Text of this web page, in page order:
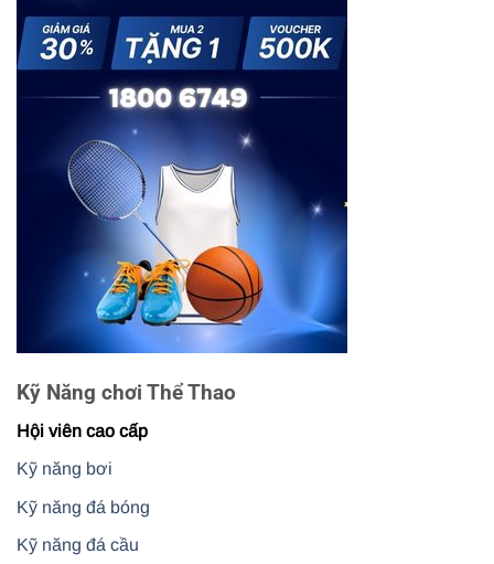
Kỹ Năng chơi Thể Thao
Hội viên cao cấp
Kỹ năng bơi
Kỹ năng đá bóng
Kỹ năng đá cầu